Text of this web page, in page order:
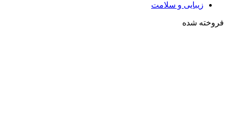
زیبایی و سلامت
فروخته شده